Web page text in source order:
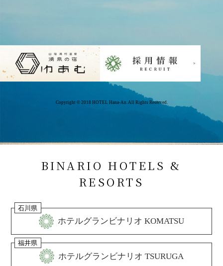
Copyright © 2018 HOTEL Hana-An. All Rights Reserved.
BINARIO HOTELS &
RESORTS
石川県
ホテルグランビナリオ KOMATSU
福井県
ホテルグランビナリオ TSURUGA